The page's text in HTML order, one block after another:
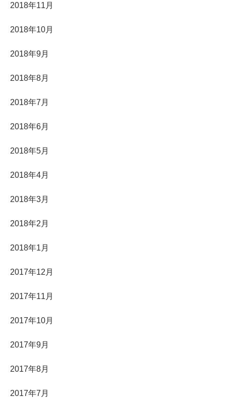
2018年11月
2018年10月
2018年9月
2018年8月
2018年7月
2018年6月
2018年5月
2018年4月
2018年3月
2018年2月
2018年1月
2017年12月
2017年11月
2017年10月
2017年9月
2017年8月
2017年7月